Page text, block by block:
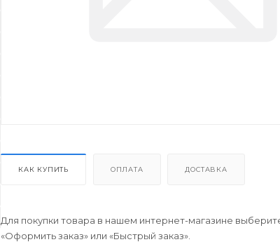
КАК КУПИТЬ ОПЛАТА ДОСТАВКА
Для покупки товара в нашем интернет-магазине
«Оформить заказ» или «Быстрый заказ».